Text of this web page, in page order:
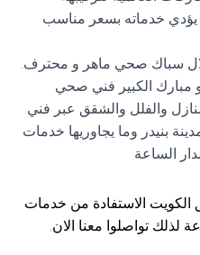
خدماته بسعر مناسب
سباك صحي ماهر و محترف.
مبارك الكبير فني صحي
والفلل والشقق عبر فني
بنيدر وما يجاوريها خدمات
الساعة
الاستفادة من خدمات